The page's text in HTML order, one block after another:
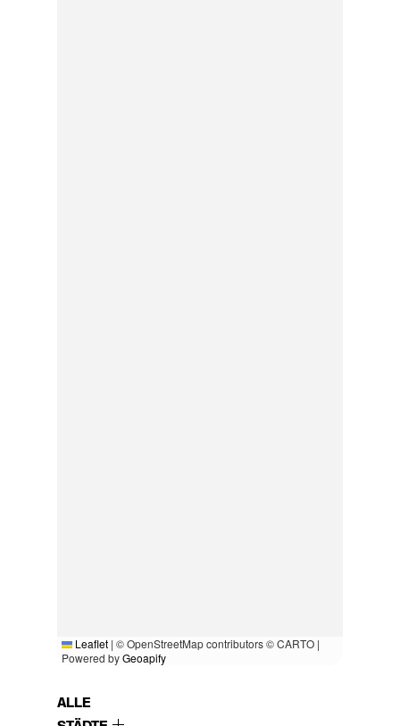
Leaflet | © OpenStreetMap contributors © CARTO |
Powered byGeoapify
ALLE